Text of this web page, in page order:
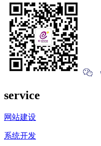
service
网站建设
系统开发